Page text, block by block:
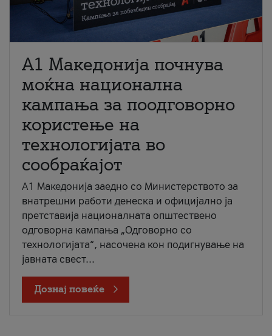
A1 Македонија почнува
моќна национална
кампања за поодговорно
користење на
технологијата во
сообраќајот
A1 Македонија заедно со Министерството за
внатрешни работи денеска и официјално ја
претставија националната општествено
одговорна кампања „Одговорно со
технологијата“, насочена кон подигнување на
јавната свест...
Дознај повеќе